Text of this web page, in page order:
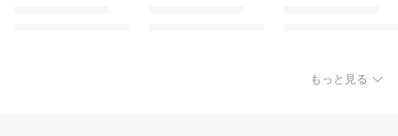
もっと見る